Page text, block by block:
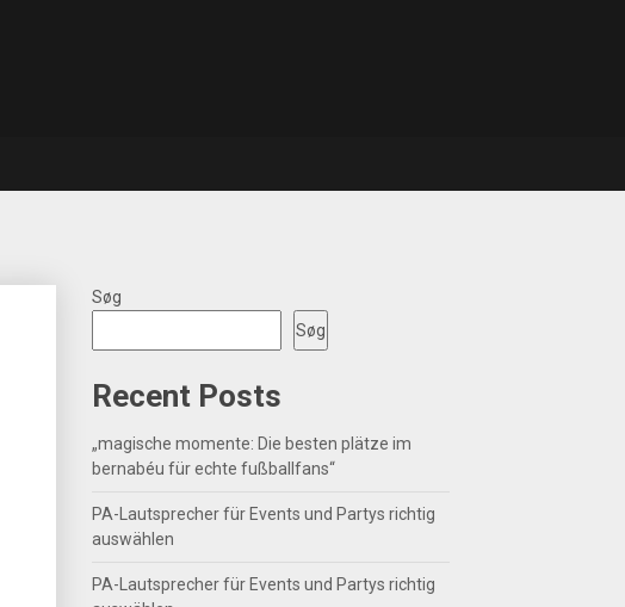
Søg
Søg
Recent Posts
„magische momente: Die besten plätze im
bernabéu für echte fußballfans“
PA-Lautsprecher für Events und Partys richtig
auswählen
PA-Lautsprecher für Events und Partys richtig